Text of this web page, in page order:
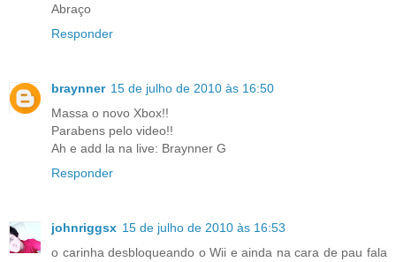
Abraço
Responder
braynner 15 de julho de 2010 às 16:50
Massa o novo Xbox!!
Parabens pelo video!!
Ah e add la na live: Braynner G
Responder
johnriggsx 15 de julho de 2010 às 16:53
o carinha desbloqueando o Wii e ainda na cara de pau fala